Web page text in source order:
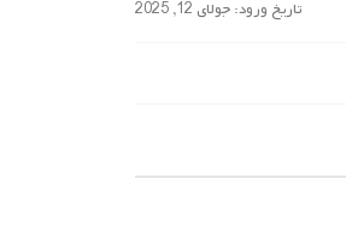
تاریخ ورود: جولای 12, 2025